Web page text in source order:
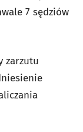
7 sędziów
zarzutu